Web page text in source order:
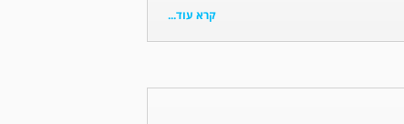
קרא עוד...